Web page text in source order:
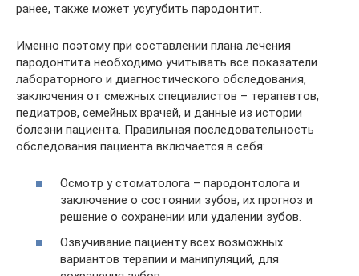
ранее, также может усугубить пародонтит.
Именно поэтому при составлении плана лечения
пародонтита необходимо учитывать все показатели
лабораторного и диагностического обследования,
заключения от смежных специалистов – терапевтов,
педиатров, семейных врачей, и данные из истории
болезни пациента. Правильная последовательность
обследования пациента включается в себя:
Осмотр у стоматолога – пародонтолога и
заключение о состоянии зубов, их прогноз и
решение о сохранении или удалении зубов.
Озвучивание пациенту всех возможных
вариантов терапии и манипуляций, для